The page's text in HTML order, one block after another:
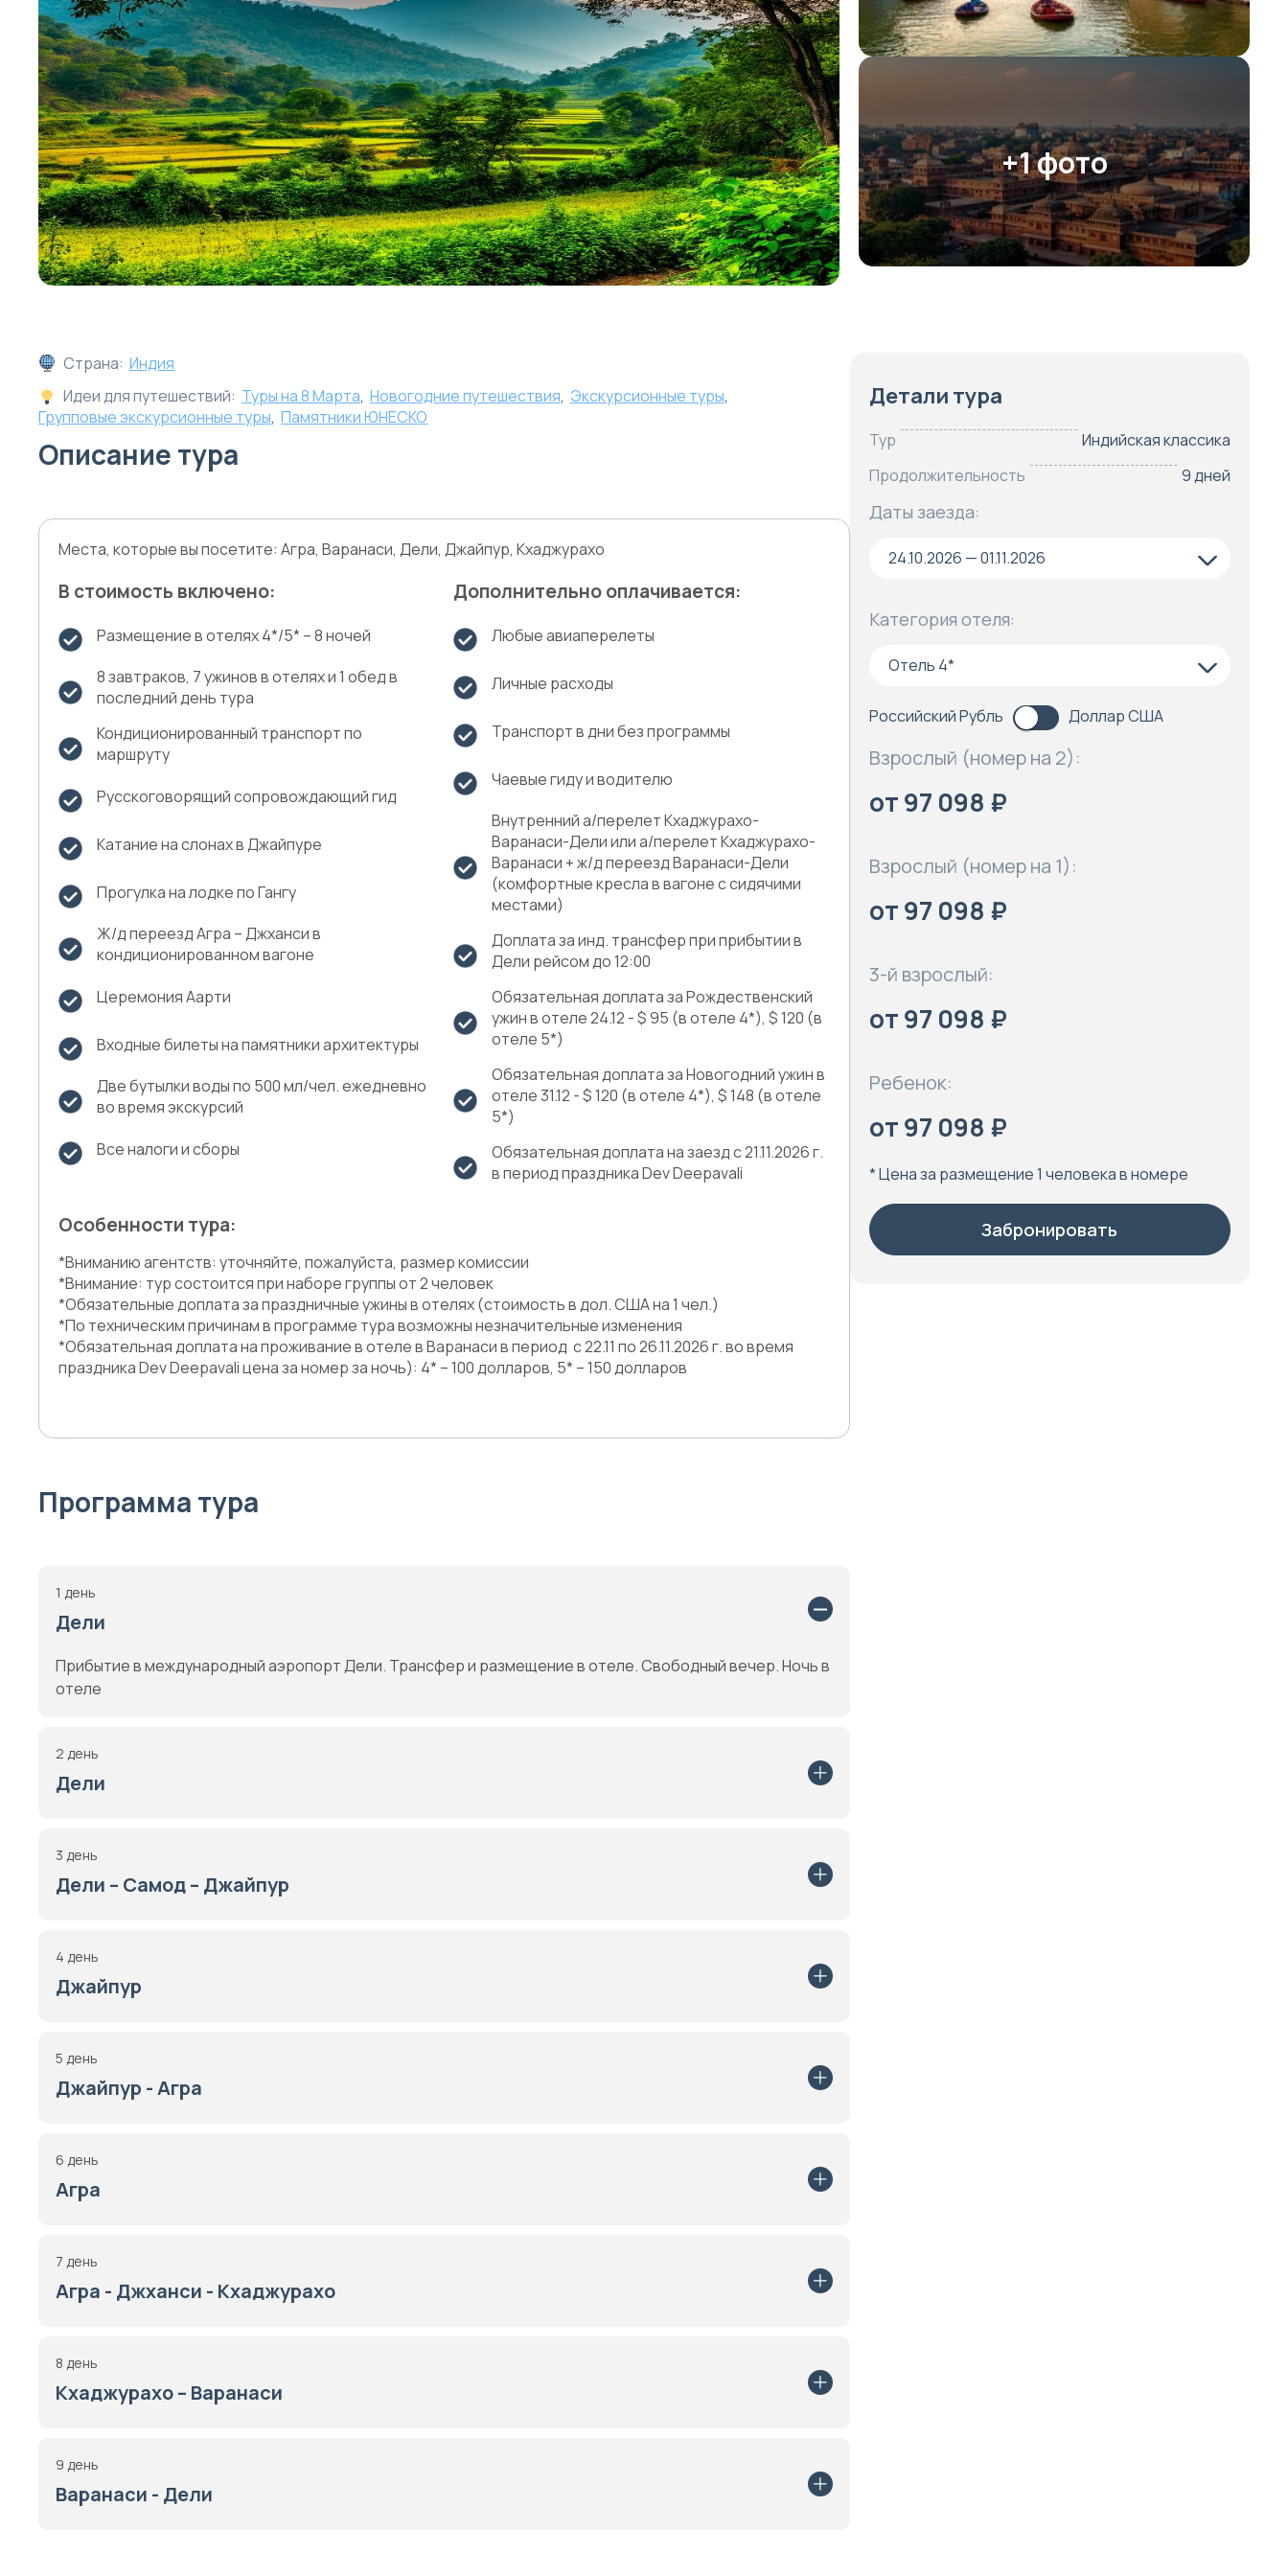
+1 фото
Страна: Индия
Идеи для путешествий: Туры на 8 Марта, Новогодние путешествия, Экскурсионные туры,
Групповые экскурсионные туры, Памятники ЮНЕСКО
Описание тура
Места, которые вы посетите: Агра, Варанаси, Дели, Джайпур, Кхаджурахо
В стоимость включено:
Размещение в отелях 4*/5* – 8 ночей
8 завтраков, 7 ужинов в отелях и 1 обед в
последний день тура
Кондиционированный транспорт по
маршруту
Русскоговорящий сопровождающий гид
Катание на слонах в Джайпуре
Прогулка на лодке по Гангу
Ж/д переезд Агра – Джханси в
кондиционированном вагоне
Церемония Аарти
Входные билеты на памятники архитектуры
Две бутылки воды по 500 мл/чел. ежедневно
во время экскурсий
Все налоги и сборы
Дополнительно оплачивается:
Любые авиаперелеты
Личные расходы
Транспорт в дни без программы
Чаевые гиду и водителю
Внутренний а/перелет Кхаджурахо-
Варанаси-Дели или а/перелет Кхаджурахо-
Варанаси + ж/д переезд Варанаси-Дели
(комфортные кресла в вагоне с сидячими
местами)
Доплата за инд. трансфер при прибытии в
Дели рейсом до 12:00
Обязательная доплата за Рождественский
ужин в отеле 24.12 - $ 95 (в отеле 4*), $ 120 (в
отеле 5*)
Обязательная доплата за Новогодний ужин в
отеле 31.12 - $ 120 (в отеле 4*), $ 148 (в отеле
5*)
Обязательная доплата на заезд с 21.11.2026 г.
в период праздника Dev Deepavali
Особенности тура:
*Вниманию агентств: уточняйте, пожалуйста, размер комиссии
*Внимание: тур состоится при наборе группы от 2 человек
*Обязательные доплата за праздничные ужины в отелях (стоимость в дол. США на 1 чел.)
*По техническим причинам в программе тура возможны незначительные изменения
*Обязательная доплата на проживание в отеле в Варанаси в период с 22.11 по 26.11.2026 г. во время
праздника Dev Deepavali цена за номер за ночь): 4* – 100 долларов, 5* – 150 долларов
Программа тура
1 день
Дели
Прибытие в международный аэропорт Дели. Трансфер и размещение в отеле. Свободный вечер. Ночь в
отеле
2 день
Дели
3 день
Дели – Самод – Джайпур
4 день
Джайпур
5 день
Джайпур - Агра
6 день
Агра
7 день
Агра - Джханси - Кхаджурахо
8 день
Кхаджурахо – Варанаси
9 день
Варанаси - Дели
Детали тура
Тур
Индийская классика
Продолжительность
9 дней
Даты заезда:
24.10.2026 — 01.11.2026
Категория отеля:
Отель 4*
Российский Рубль Доллар США
Взрослый (номер на 2):
от 97 098 ₽
Взрослый (номер на 1):
от 97 098 ₽
3-й взрослый:
от 97 098 ₽
Ребенок:
от 97 098 ₽
* Цена за размещение 1 человека в номере
Забронировать